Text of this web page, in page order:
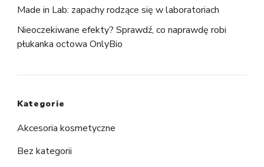
Made in Lab: zapachy rodzące się w laboratoriach
Nieoczekiwane efekty? Sprawdź, co naprawdę robi
płukanka octowa OnlyBio
Kategorie
Akcesoria kosmetyczne
Bez kategorii